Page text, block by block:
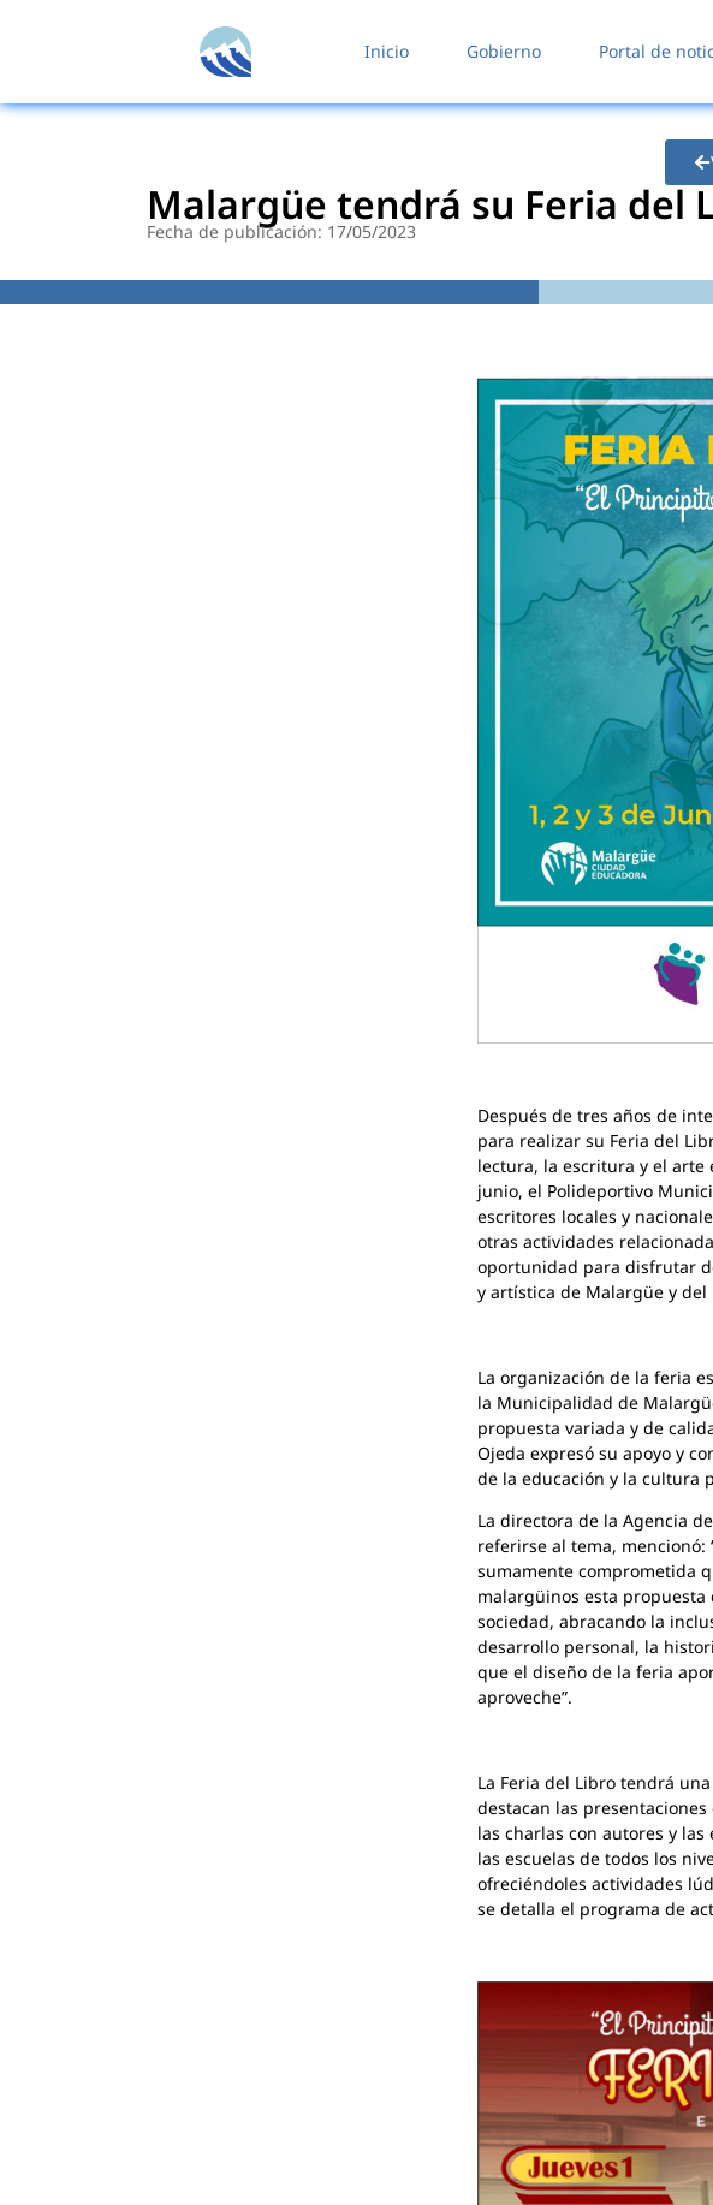
Inicio Gobierno Portal de
Malargüe tendrá su Feria del
Fecha de publicación: 17/05/2023
Después de tres años de
para realizar su Feria del
lectura, la escritura y el arte
junio, el Polideportivo
escritores locales y
otras actividades
oportunidad para disfrutar
y artística de Malargüe y del
La organización de la feria
la Municipalidad de
propuesta variada y de
Ojeda expresó su apoyo y
de la educación y la cultura
La directora de la Agencia
referirse al tema, mencionó:
sumamente comprometida
malargüinos esta propuesta
sociedad, abracando la
desarrollo personal, la
que el diseño de la feria
aproveche”.
La Feria del Libro tendrá
destacan las
las charlas con autores y
las escuelas de todos los
ofreciéndoles actividades
se detalla el programa de